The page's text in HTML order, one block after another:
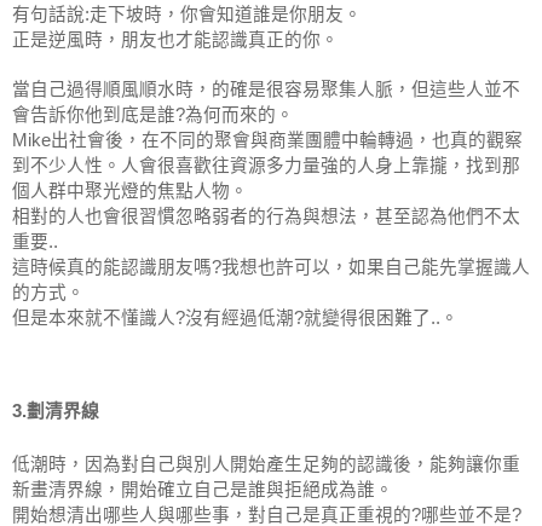
有句話說:走下坡時，你會知道誰是你朋友。
正是逆風時，朋友也才能認識真正的你。
當自己過得順風順水時，的確是很容易聚集人脈，但這些人並不
會告訴你他到底是誰?為何而來的。
Mike出社會後，在不同的聚會與商業團體中輪轉過，也真的觀察
到不少人性。人會很喜歡往資源多力量強的人身上靠攏，找到那
個人群中聚光燈的焦點人物。
相對的人也會很習慣忽略弱者的行為與想法，甚至認為他們不太
重要..
這時候真的能認識朋友嗎?我想也許可以，如果自己能先掌握識人
的方式。
但是本來就不懂識人?沒有經過低潮?就變得很困難了..。
3.劃清界線
低潮時，因為對自己與別人開始產生足夠的認識後，能夠讓你重
新畫清界線，開始確立自己是誰與拒絕成為誰。
開始想清出哪些人與哪些事，對自己是真正重視的?哪些並不是?